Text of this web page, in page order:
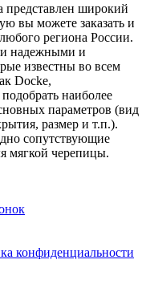
представлен широкий
вы можете заказать и
региона России.
надежными и
известны во всем
Docke,
наиболее
параметров (вид
размер и т.п.).
сопутствующие
мягкой черепицы.
конфиденциальности